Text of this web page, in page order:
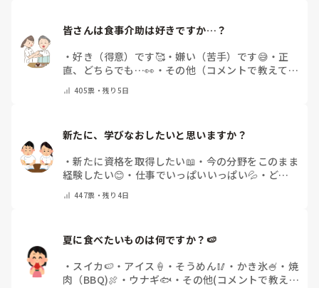
皆さんは食事介助は好きですか…？
・好き（得意）です🥰・嫌い（苦手）です😅 ・ 正
直、どちらでも…👀 ・ その他（コメントで教えてく
405票・残り5日
新たに、学びなおしたいと思いますか？
・新たに資格を取得したい📖 ・ 今の分野をこのまま
経験したい😊 ・ 仕事でいっぱいいっぱい💦 ・ どん
教えてください）
447票・残り4日
夏に食べたいものは何ですか？🍉
・ スイカ🍉 ・ アイス🍦 ・ そうめん🥢 ・ かき氷🍧 ・ 焼
肉（BBQ)🍖 ・ ウナギ🐟 ・ その他(コメントで教え